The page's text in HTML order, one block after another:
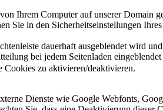
Ihrem Computer auf unserer Domain
Sie in den Sicherheitseinstellungen
dauerhaft ausgeblendet wird
bei jedem Seitenladen eingeblendet
zu aktivieren/deaktivieren.
Dienste wie Google Webfonts,